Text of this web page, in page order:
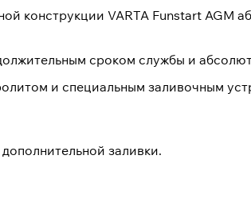
конструкции VARTA Funstart
сроком службы и
и специальным заливочным
заливки.